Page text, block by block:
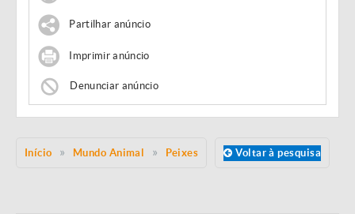
Partilhar anúncio
Imprimir anúncio
Denunciar anúncio
Início Mundo Animal Peixes Voltar à pesquisa